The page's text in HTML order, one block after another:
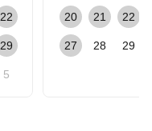
22
29
5
20 21 22
27 28 29